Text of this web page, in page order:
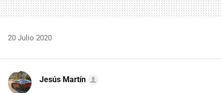
20 Julio 2020
Jesús Martín